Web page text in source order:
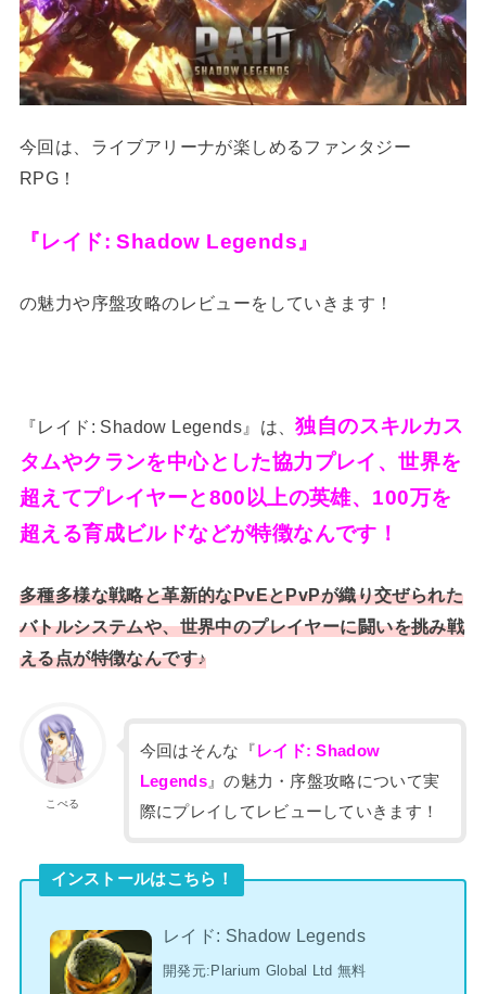
今回は、ライブアリーナが楽しめるファンタジー
RPG！
『レイド: Shadow Legends』
の魅力や序盤攻略のレビューをしていきます！
『レイド: Shadow Legends』は、独自のスキルカス
タムやクランを中心とした協力プレイ、世界を
超えてプレイヤーと800以上の英雄、100万を
超える育成ビルドなどが特徴なんです！
多種多様な戦略と革新的なPvEとPvPが織り交ぜられた
バトルシステムや、世界中のプレイヤーに闘いを挑み戦
える点が特徴なんです♪
こぺる
今回はそんな『レイド: Shadow
Legends』の魅力・序盤攻略について実
際にプレイしてレビューしていきます！
インストールはこちら！
レイド: Shadow Legends
開発元: Plarium Global Ltd 無料